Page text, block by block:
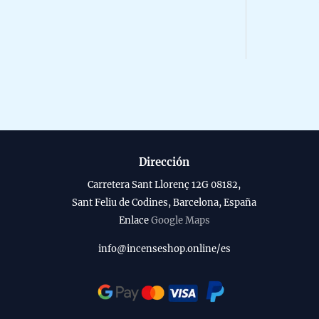
Dirección
Carretera Sant Llorenç 12G 08182,
Sant Feliu de Codines, Barcelona, España
EnlaceGoogle Maps
info@incenseshop.online/es